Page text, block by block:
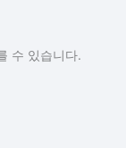
수 있습니다.